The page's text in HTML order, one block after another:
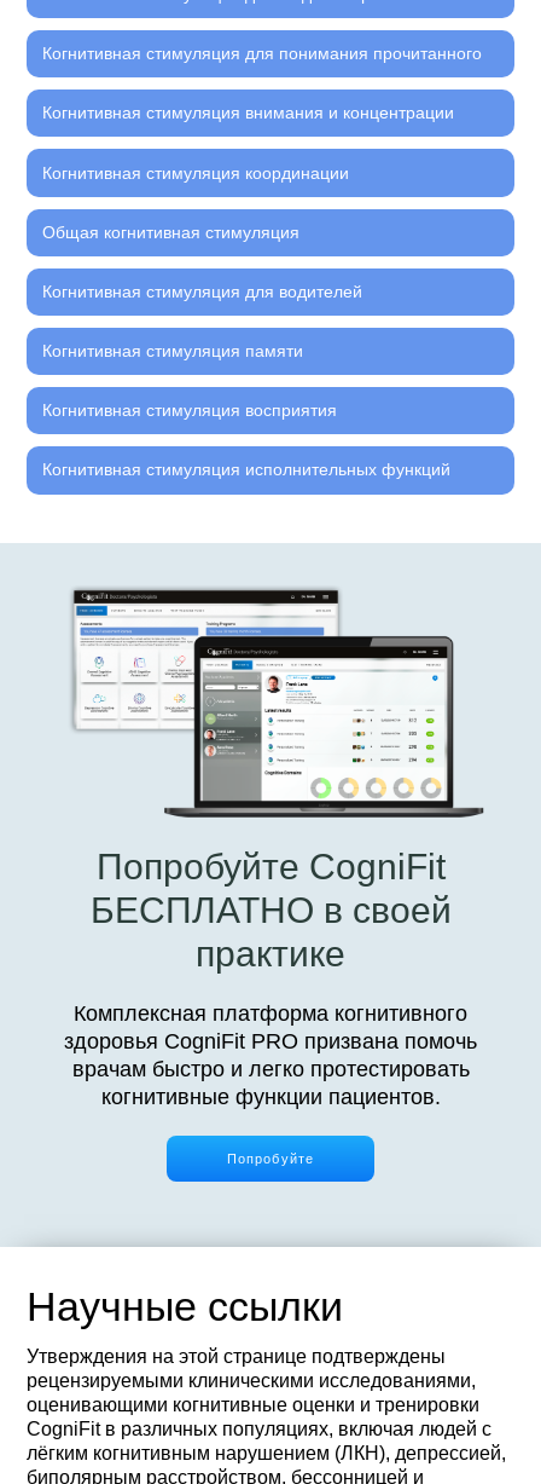
Когнитивная стимуляция для понимания прочитанного
Когнитивная стимуляция внимания и концентрации
Когнитивная стимуляция координации
Общая когнитивная стимуляция
Когнитивная стимуляция для водителей
Когнитивная стимуляция памяти
Когнитивная стимуляция восприятия
Когнитивная стимуляция исполнительных функций
Попробуйте CogniFit
БЕСПЛАТНО в своей
практике
Комплексная платформа когнитивного
здоровья CogniFit PRO призвана помочь
врачам быстро и легко протестировать
когнитивные функции пациентов.
Попробуйте
Научные ссылки
Утверждения на этой странице подтверждены
рецензируемыми клиническими исследованиями,
оценивающими когнитивные оценки и тренировки
CogniFit в различных популяциях, включая людей с
лёгким когнитивным нарушением (ЛКН), депрессией,
биполярным расстройством, бессонницей и